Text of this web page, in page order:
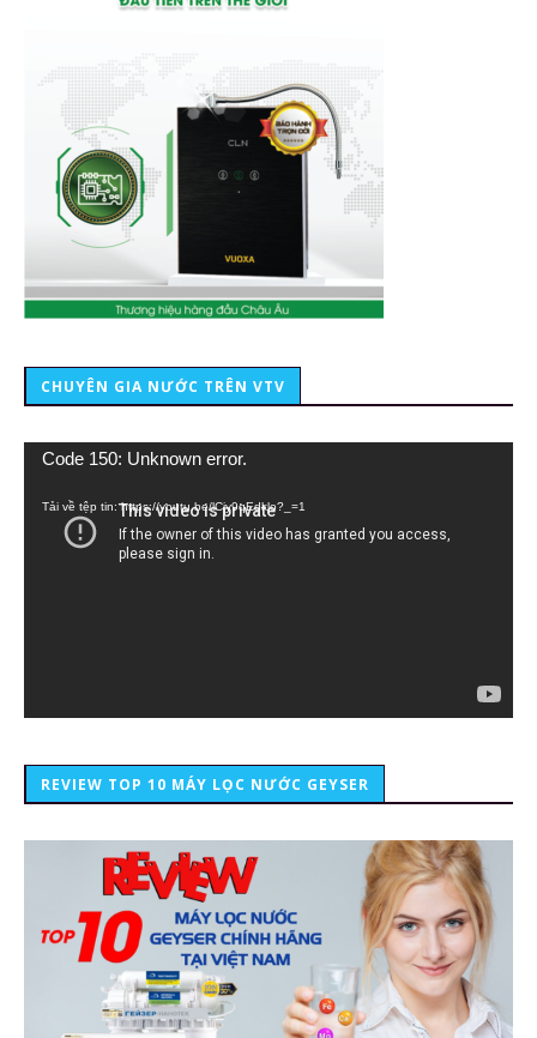
CHUYÊN GIA NƯỚC TRÊN VTV
Trình
Code 150: Unknown error.
Tải về tệp tin: https://youtu.be/lCiy9qEdklo?_=1
REVIEW TOP 10 MÁY LỌC NƯỚC GEYSER